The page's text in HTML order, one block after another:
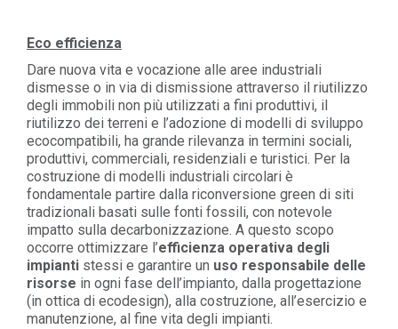
Eco efficienza
Dare nuova vita e vocazione alle aree industriali
dismesse o in via di dismissione attraverso il riutilizzo
degli immobili non più utilizzati a fini produttivi, il
riutilizzo dei terreni e l’adozione di modelli di sviluppo
ecocompatibili, ha grande rilevanza in termini sociali,
produttivi, commerciali, residenziali e turistici. Per la
costruzione di modelli industriali circolari è
fondamentale partire dalla riconversione green di siti
tradizionali basati sulle fonti fossili, con notevole
impatto sulla decarbonizzazione. A questo scopo
occorre ottimizzare l’efficienza operativa degli
impianti stessi e garantire un uso responsabile delle
risorse in ogni fase dell’impianto, dalla progettazione
(in ottica di ecodesign), alla costruzione, all’esercizio e
manutenzione, al fine vita degli impianti.